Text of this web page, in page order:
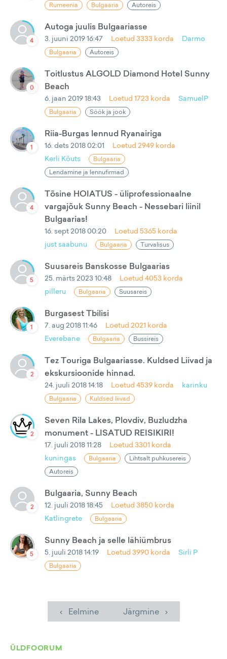
Rumeenia Bulgaaria Autoreis
4
Autoga juulis Bulgaariasse
3. juuni 2019 16:47 Loetud 3333 korda Darmo
Bulgaaria Autoreis
0
Toitlustus ALGOLD Diamond Hotel Sunny
Beach
6. jaan 2019 18:43 Loetud 1723 korda SamuelP
Bulgaaria Söök ja jook
1
Riia-Burgas lennud Ryanairiga
16. dets 2018 02:01 Loetud 2949 korda
Kerli Kõuts
Bulgaaria
Lendamine ja lennufirmad
4
Tõsine HOIATUS - üliprofessionaalne
vargajõuk Sunny Beach - Nessebari liinil
Bulgaarias!
16. sept 2018 00:20 Loetud 5365 korda
just saabunu
Bulgaaria Turvalisus
5
Suusareis Banskosse Bulgaarias
25. märts 2023 10:48 Loetud 4053 korda
pilleru
Bulgaaria Suusareis
1
Burgasest Tbilisi
7. aug 2018 11:46 Loetud 2021 korda
Everebane
Bulgaaria Bussireis
2
Tez Touriga Bulgaariasse. Kuldsed Liivad ja
ekskursioonide hinnad.
24. juuli 2018 14:18 Loetud 4539 korda karinku
Bulgaaria Kuldsed liivad
2
Seven Rila Lakes, Plovdiv, Buzludzha
monument - LISATUD REISIKIRI!
17. juuli 2018 11:28 Loetud 3301 korda
kuningas
Bulgaaria
Lihtsalt puhkusereis
Autoreis
2
Bulgaaria, Sunny Beach
12. juuli 2018 18:45 Loetud 3850 korda
Katlingrete
Bulgaaria
5
Sunny Beach ja selle lähiümbrus
5. juuli 2018 14:19 Loetud 3990 korda Sirli P
Bulgaaria
‹ Eelmine Järgmine ›
ÜLDFOORUM